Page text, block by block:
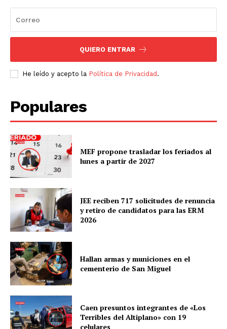
QUIERO ENTRAR
He leído y acepto la Política de Privacidad.
Populares
MEF propone trasladar los feriados al
lunes a partir de 2027
JEE reciben 717 solicitudes de renuncia
y retiro de candidatos para las ERM
2026
Hallan armas y municiones en el
cementerio de San Miguel
Caen presuntos integrantes de «Los
Terribles del Altiplano» con 19
celulares